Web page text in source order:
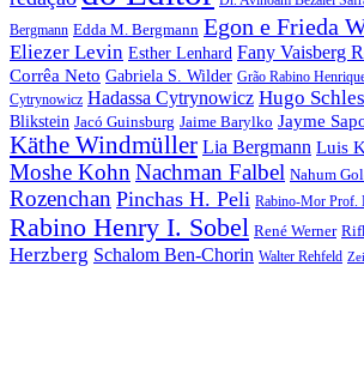
Bergmann Edda M. Bergmann Egon e Frieda
Eliezer Levin Esther Lenhard Fany Vaisberg
Corrêa Neto Gabriela S. Wilder Grão Rabino
Cytrynowicz Hadassa Cytrynowicz Hugo
Blikstein Jacó Guinsburg Jaime Barylko Jayme
Käthe Windmüller Lia Bergmann Luis
Moshe KohnNachman Falbel Nahum
Rozenchan Pinchas H. Peli Rabino-Mor Prof.
Rabino Henry I. Sobel René Werner
Herzberg Schalom Ben-Chorin Walter Rehfeld